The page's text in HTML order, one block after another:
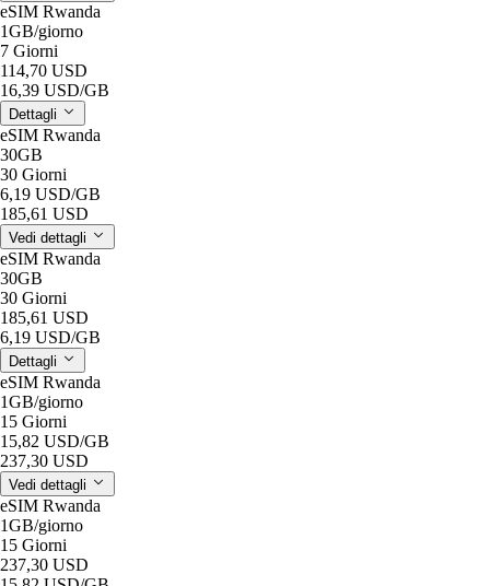
eSIM Rwanda
1GB/giorno
7 Giorni
114,70 USD
16,39 USD/GB
Dettagli
eSIM Rwanda
30GB
30 Giorni
6,19 USD/GB
185,61 USD
Vedi dettagli
eSIM Rwanda
30GB
30 Giorni
185,61 USD
6,19 USD/GB
Dettagli
eSIM Rwanda
1GB/giorno
15 Giorni
15,82 USD/GB
237,30 USD
Vedi dettagli
eSIM Rwanda
1GB/giorno
15 Giorni
237,30 USD